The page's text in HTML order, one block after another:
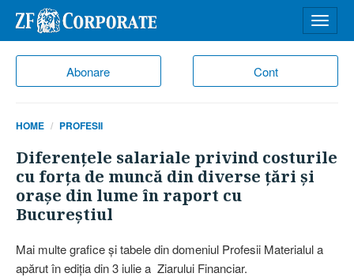
Abonare Cont
meniu
HOME PROFESII
Diferenţele salariale privind costurile
cu forţa de muncă din diverse ţări şi
oraşe din lume în raport cu
Bucureştiul
Mai multe grafice şi tabele din domeniul Profesii Materialul a
apărut în ediţia din 3 iulie a Ziarului Financiar.